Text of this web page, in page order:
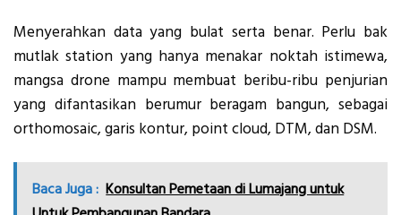
Menyerahkan data yang bulat serta benar. Perlu bak
mutlak station yang hanya menakar noktah istimewa,
mangsa drone mampu membuat beribu-ribu penjurian
yang difantasikan berumur beragam bangun, sebagai
orthomosaic, garis kontur, point cloud, DTM, dan DSM.
Baca Juga : Konsultan Pemetaan di Lumajang untuk